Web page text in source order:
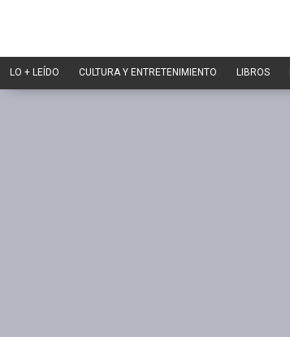
LO + LEÍDO CULTURA Y ENTRETENIMIENTO LIBROS